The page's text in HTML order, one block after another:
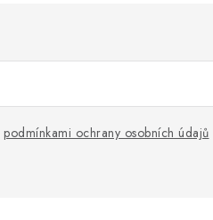
podmínkami ochrany osobních údajů